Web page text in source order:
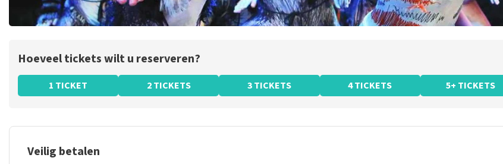
Hoeveel tickets wilt u reserveren?
1 TICKET 2 TICKETS 3 TICKETS 4 TICKETS 5+ TICKETS
Veilig betalen